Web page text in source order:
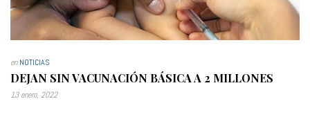
enNOTICIAS
DEJAN SIN VACUNACIÓN BÁSICA A 2 MILLONES
13 enero, 2022